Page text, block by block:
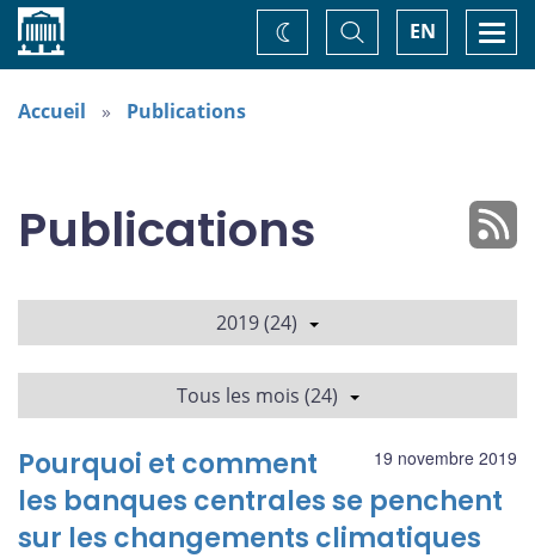
Accueil EN
Basculer
la
recherche
Changez
de
Accueil Publications
Publications
2019 (24)
Tous les mois (24)
19 novembre 2019
Pourquoi et comment
les banques centrales se penchent
sur les changements climatiques